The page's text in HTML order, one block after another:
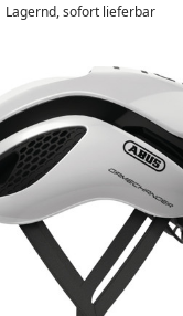
Lagernd, sofort lieferbar